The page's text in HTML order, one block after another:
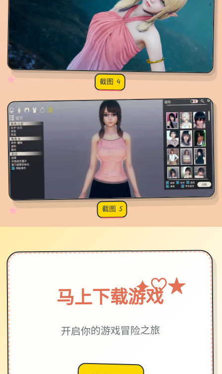
✧
♡
★
♥ 截图 4
✧
♡
★
♥ 截图 5
马上下载游戏
✦♡★
开启你的游戏冒险之旅